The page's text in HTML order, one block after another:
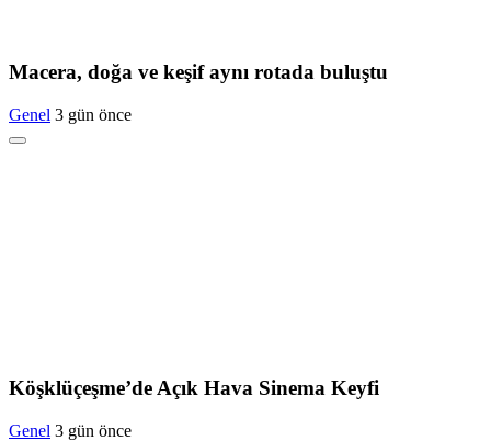
Macera, doğa ve keşif aynı rotada buluştu
Genel 3 gün önce
Köşklüçeşme’de Açık Hava Sinema Keyfi
Genel 3 gün önce